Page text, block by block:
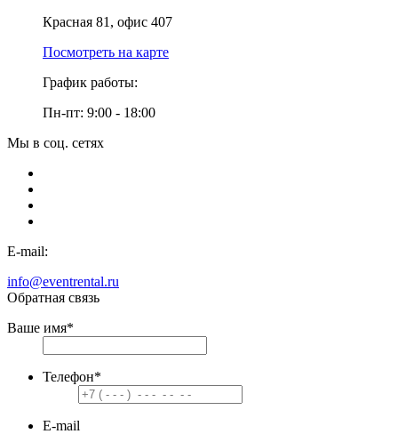
Красная 81, офис 407
Посмотреть на карте
График работы:
Пн-пт: 9:00 - 18:00
Мы в соц. сетях
E-mail:
info@eventrental.ru
Обратная связь
Ваше имя*
Телефон*
E-mail